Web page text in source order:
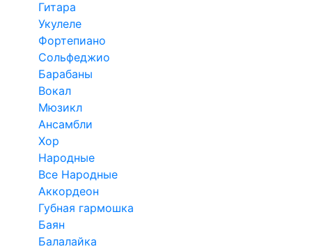
Гитара
Укулеле
Фортепиано
Сольфеджио
Барабаны
Вокал
Мюзикл
Ансамбли
Хор
Народные
Все Народные
Аккордеон
Губная гармошка
Баян
Балалайка